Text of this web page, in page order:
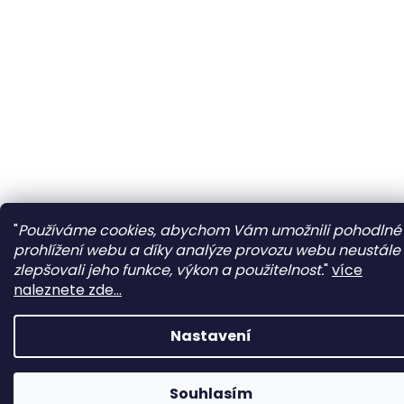
"Používáme cookies, abychom Vám umožnili pohodlné
prohlížení webu a díky analýze provozu webu neustále
zlepšovali jeho funkce, výkon a použitelnost."více
naleznete zde...
Nastavení
Souhlasím